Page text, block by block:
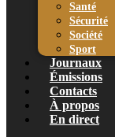
Santé
Sécurité
Société
Sport
Journaux
Émissions
Contacts
À propos
En direct